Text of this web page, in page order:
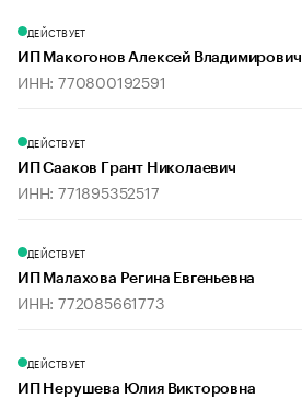
ДЕЙСТВУЕТ
ИП Макогонов Алексей Владимирович
ИНН: 770800192591
ДЕЙСТВУЕТ
ИП Сааков Грант Николаевич
ИНН: 771895352517
ДЕЙСТВУЕТ
ИП Малахова Регина Евгеньевна
ИНН: 772085661773
ДЕЙСТВУЕТ
ИП Нерушева Юлия Викторовна